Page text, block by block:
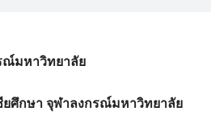
ณ์มหาวิทยาลัย
ยศึกษา จุฬาลงกรณ์มหาวิทยาลัย